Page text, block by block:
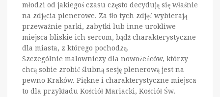
młodzi od jakiegoś czasu często decydują się właśnie
na zdjęcia plenerowe. Za tło tych zdjęć wybierają
przeważnie parki, zabytki lub inne urokliwe
miejsca bliskie ich sercom, bądź charakterystyczne
dla miasta, z którego pochodzą.
Szczególnie malowniczy dla nowożeńców, którzy
chcą sobie zrobić ślubną sesję plenerową jest na
pewno Kraków. Piękne i charakterystyczne miejsca
to dla przykładu Kościół Mariacki, Kościół Św.